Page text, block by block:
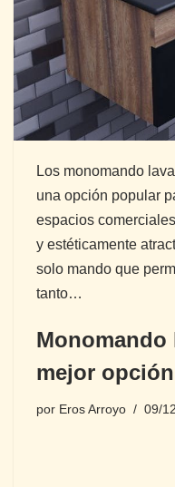
Los monomando
una opción popular
espacios
y estéticamente
solo mando que
tanto…
Monomando
mejor
por Eros Arroyo 09/